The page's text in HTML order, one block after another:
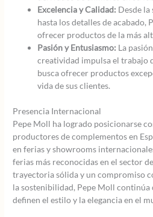
Excelencia y Calidad: Desde
hasta los detalles de acabado,
ofrecer productos de la más
Pasión y Entusiasmo: La
creatividad impulsa el trabajo
busca ofrecer productos
vida de sus clientes.
Presencia Internacional
Pepe Moll ha logrado posicionarse
productores de complementos en
en ferias y showrooms
ferias más reconocidas en el sector
trayectoria sólida y un compromiso
la sostenibilidad, Pepe Moll
definen el estilo y la elegancia en el